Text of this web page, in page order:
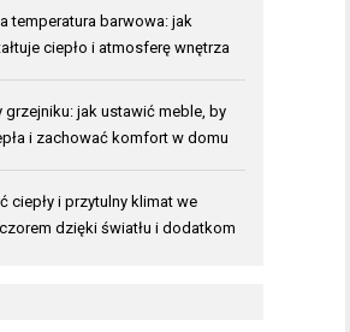
temperatura barwowa: jak
ciepło i atmosferę wnętrza
grzejniku: jak ustawić meble, by
i zachować komfort w domu
ciepły i przytulny klimat we
dzięki światłu i dodatkom